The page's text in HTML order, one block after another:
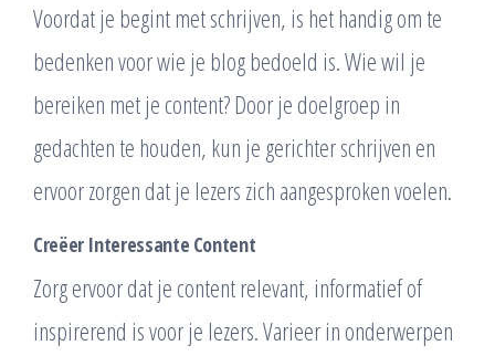
Voordat je begint met schrijven, is het handig om te
bedenken voor wie je blog bedoeld is. Wie wil je
bereiken met je content? Door je doelgroep in
gedachten te houden, kun je gerichter schrijven en
ervoor zorgen dat je lezers zich aangesproken voelen.
Creëer Interessante Content
Zorg ervoor dat je content relevant, informatief of
inspirerend is voor je lezers. Varieer in onderwerpen